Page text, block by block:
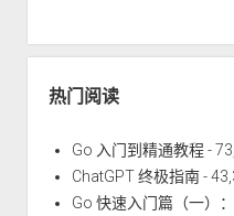
热门阅读
Go 入门到精通教程-
ChatGPT 终极指南-
Go 快速入门篇（一）